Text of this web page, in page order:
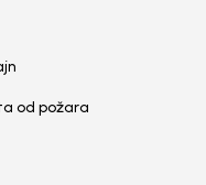
od požara